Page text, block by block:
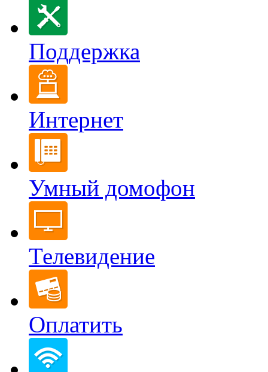
Поддержка
Интернет
Умный домофон
Телевидение
Оплатить